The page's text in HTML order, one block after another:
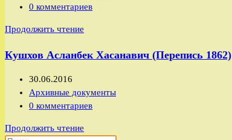
записи:
Комментарии
записи:
0 комментариев
Продолжить чтение
Хасанавич
Кушхов Асланбек Хасанавич (Перепись 1862)
Запись
опубликована:
30.06.2016
Рубрика
записи:
Архивные документы
Комментарии
записи:
0 комментариев
Продолжить чтение